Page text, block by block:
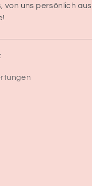
von uns persönlich